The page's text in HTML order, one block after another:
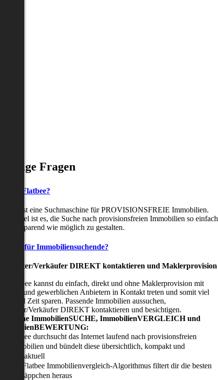
Fragen
ist Flatbee?
ist eine Suchmaschine für PROVISIONSFREIE Immobilien.
Ziel ist es, die Suche nach provisionsfreien Immobilien so einfach
zeitsparend wie möglich zu gestalten.
für Immobiliensuchende?
Verkäufer DIREKT kontaktieren und Maklerprovision
Flatbee kannst du einfach, direkt und ohne Maklerprovision mit
und gewerblichen Anbietern in Kontakt treten und somit viel
und Zeit sparen. Passende Immobilien aussuchen,
Verkäufer DIREKT kontaktieren und besichtigen.
in-one ImmobilienSUCHE, ImmobilienVERGLEICH und
Flatbee durchsucht das Internet laufend nach provisionsfreien
Immobilien und bündelt diese übersichtlich, kompakt und
tagesaktuell
Der Flatbee Immobilienvergleich-Algorithmus filtert dir die besten
Schnäppchen heraus